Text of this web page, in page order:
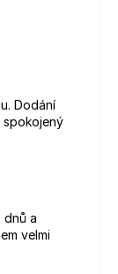
Dodání
spokojený
dnů a
velmi